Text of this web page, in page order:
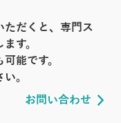
ただくと、専門ス
す。
能です。
。
お問い合わせ